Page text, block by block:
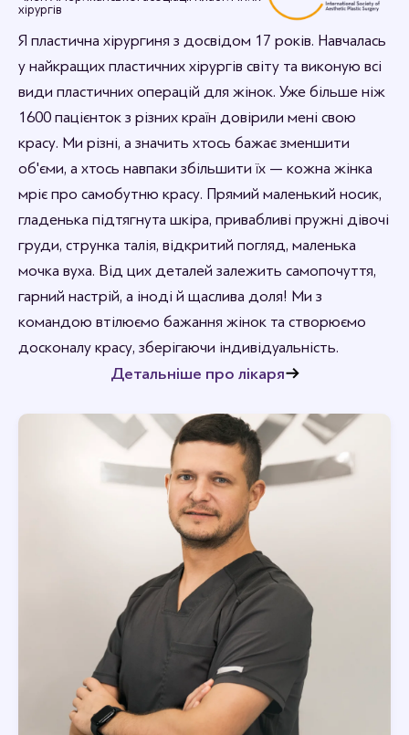
хірургів
Я пластична хірургиня з досвідом 17 років. Навчалась
у найкращих пластичних хірургів світу та виконую всі
види пластичних операцій для жінок. Уже більше ніж
1600 пацієнток з різних країн довірили мені свою
красу. Ми різні, а значить хтось бажає зменшити
об'єми, а хтось навпаки збільшити їх — кожна жінка
мріє про самобутню красу. Прямий маленький носик,
гладенька підтягнута шкіра, привабливі пружні дівочі
груди, струнка талія, відкритий погляд, маленька
мочка вуха. Від цих деталей залежить самопочуття,
гарний настрій, а іноді й щаслива доля! Ми з
командою втілюємо бажання жінок та створюємо
досконалу красу, зберігаючи індивідуальність.
Детальніше про лікаря
rabotenkosvitlana